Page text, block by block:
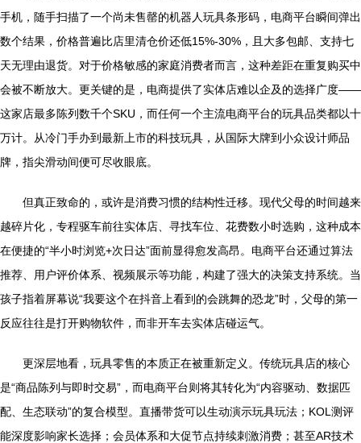
手机，随手扫描了一个尚未售罄的机器人玩具条形码，电商平台瞬间弹出
数个结果，价格普遍比店里清仓价还低15%-30%，且大多包邮、支持七
天无理由退货。对于价格敏感的家庭消费者而言，这种差距在重复购买中
会被不断放大。更关键的是，电商提供了实体店难以企及的选择广度——
这家店最多陈列数千个SKU，而任何一个主流电商平台的玩具品类都以十
万计。从冷门手办到最新上市的科技玩具，从国际大牌到小众设计师品
牌，指尖滑动间便可尽收眼底。
但真正致命的，或许是消费习惯的结构性迁移。现代父母的时间越来
越碎片化，专程驱车前往实体店、寻找车位、花费数小时选购，这种成本
在便捷的“半小时浏览+次日达”面前显得愈发高昂。电商平台还通过算法
推荐、用户评价体系、视频展示等功能，构建了强大的决策支持系统。当
孩子指着屏幕说“我要这个在抖音上看到的会跳舞的恐龙”时，父母的第一
反应往往是打开购物软件，而非开车去实体店碰运气。
更深层地看，玩具零售的本质正在被重新定义。传统玩具店的核心
是“商品陈列与即时交易”，而电商平台则将其转化为“内容驱动、数据匹
配、生态联动”的复合模型。直播带货可以生动演示玩具玩法；KOL测评
能深度影响家长选择；会员体系和大促节点持续刺激消费；甚至AR技术